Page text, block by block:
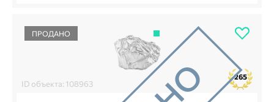
ПРОДАНО
ID объекта: 108963
265